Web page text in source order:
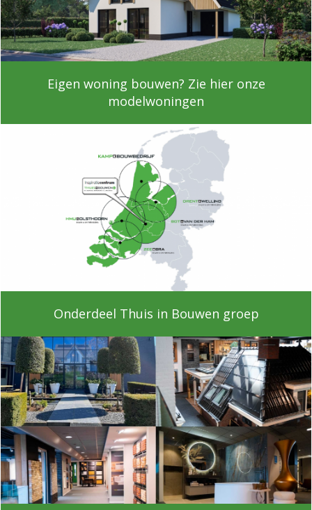
Eigen woning bouwen? Zie hier onze
modelwoningen
Onderdeel Thuis in Bouwen groep